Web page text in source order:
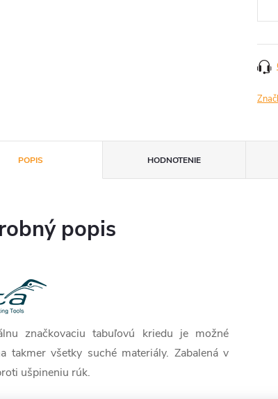
POPIS HODNOTENIE
popis
značkovaciu tabuľovú kriedu je možné
takmer všetky suché materiály. Zabalená v
ušpineniu rúk.